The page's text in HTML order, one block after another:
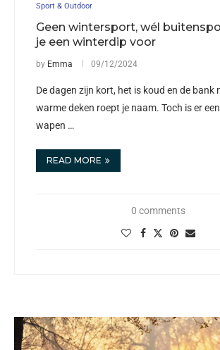
Sport & Outdoor
Geen wintersport, wél
je een winterdip voor
by Emma 09/12/2024
De dagen zijn kort, het is koud en de bank
warme deken roept je naam. Toch is er
wapen …
READ MORE
0 comments